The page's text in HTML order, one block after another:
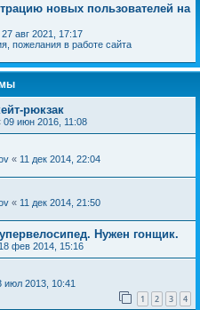
новых пользователей на
27 авг 2021, 17:17
пожелания в работе сайта
рюкзак
09 июн 2016, 11:08
« 11 дек 2014, 22:04
« 11 дек 2014, 21:50
Нужен гонщик.
18 фев 2014, 15:16
июл 2013, 10:41
1 2 3 4